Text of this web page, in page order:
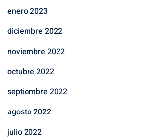
enero 2023
diciembre 2022
noviembre 2022
octubre 2022
septiembre 2022
agosto 2022
julio 2022